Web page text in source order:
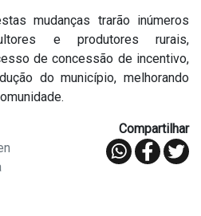
mudanças trarão inúmeros
e produtores rurais,
de concessão de incentivo,
do município, melhorando
Compartilhar